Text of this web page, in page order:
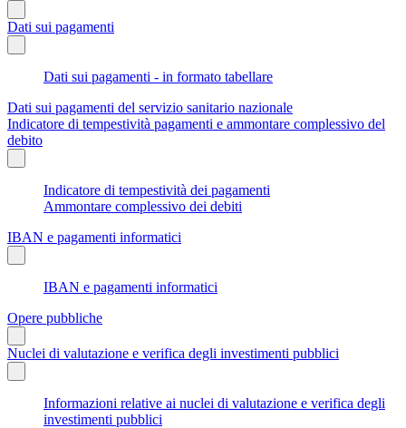
Dati sui pagamenti
Dati sui pagamenti - in formato tabellare
Dati sui pagamenti del servizio sanitario nazionale
Indicatore di tempestività pagamenti e ammontare complessivo del
debito
Indicatore di tempestività dei pagamenti
Ammontare complessivo dei debiti
IBAN e pagamenti informatici
IBAN e pagamenti informatici
Opere pubbliche
Nuclei di valutazione e verifica degli investimenti pubblici
Informazioni relative ai nuclei di valutazione e verifica degli
investimenti pubblici